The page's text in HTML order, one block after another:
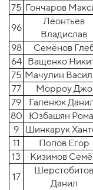
75 Гончаров
96
Леонтьев
Владислав
98
Семёнов
64
Ващенко
75 Мачулин
77
Морроу Джо
79
Галенюк
80
Юзбашян
9
Шинкарук
11
Попов Егор
13
Кизимов
17
Шерстобитов
Данил